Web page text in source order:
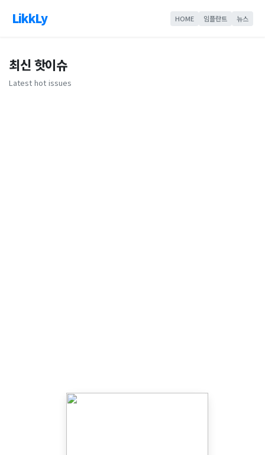
LikkLy HOME 임플란트 뉴스
최신 핫이슈
Latest hot issues